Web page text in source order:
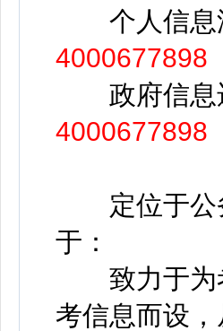
个人信息
4000677898
政府信息
4000677898
定位于公务
于：
致力于为考
考信息而设